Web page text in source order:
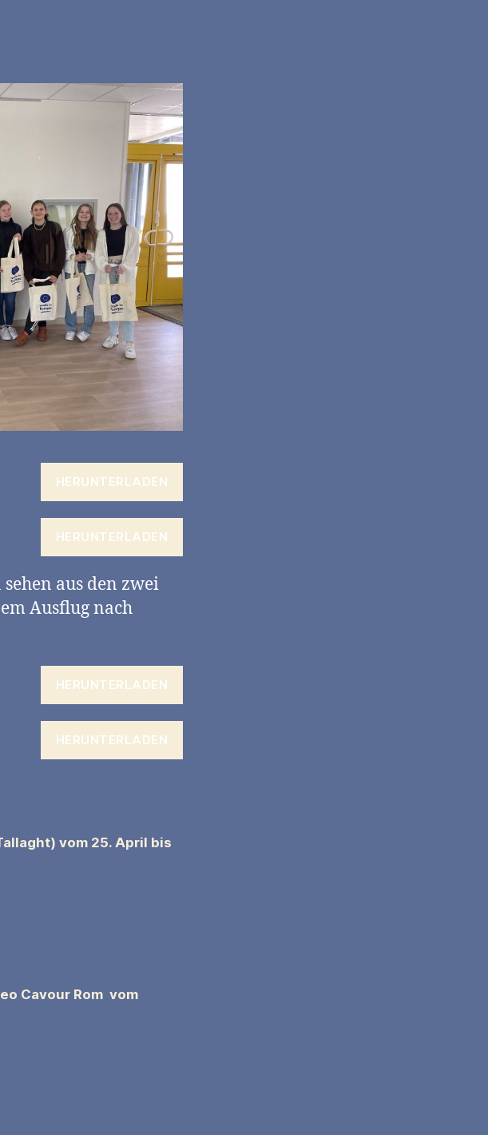
HERUNTERLADEN
HERUNTERLADEN
aus den zwei
Ausflug nach
HERUNTERLADEN
HERUNTERLADEN
vom 25. April bis
Cavour Rom vom